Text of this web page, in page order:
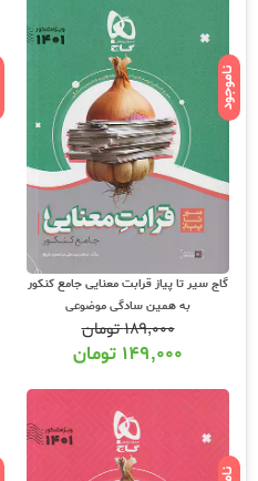
ناموجود
گاج سیر تا پیاز قرابت معنایی جامع کنکور
به همین سادگی موضوعی
۱۸۹,۰۰۰تومان
۱۴۹,۰۰۰ تومان